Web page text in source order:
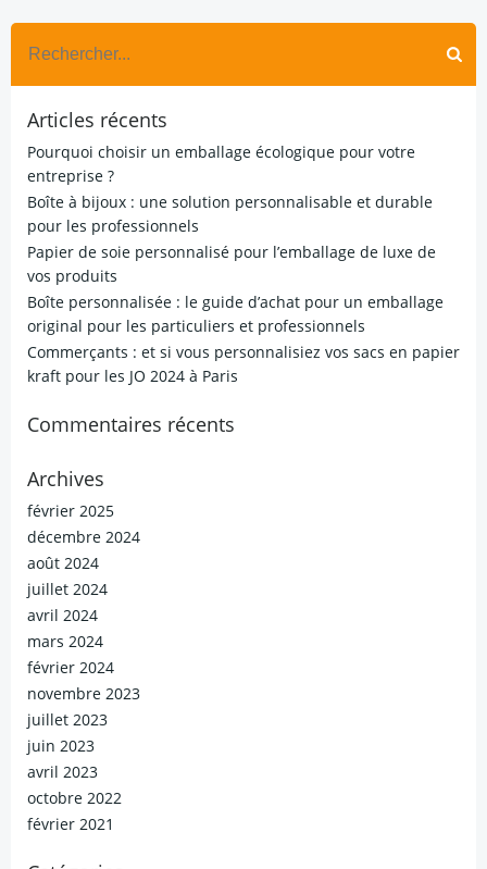
Search
for:
Articles récents
Pourquoi choisir un emballage écologique pour votre
entreprise ?
Boîte à bijoux : une solution personnalisable et durable
pour les professionnels
Papier de soie personnalisé pour l’emballage de luxe de
vos produits
Boîte personnalisée : le guide d’achat pour un emballage
original pour les particuliers et professionnels
Commerçants : et si vous personnalisiez vos sacs en papier
kraft pour les JO 2024 à Paris
Commentaires récents
Archives
février 2025
décembre 2024
août 2024
juillet 2024
avril 2024
mars 2024
février 2024
novembre 2023
juillet 2023
juin 2023
avril 2023
octobre 2022
février 2021